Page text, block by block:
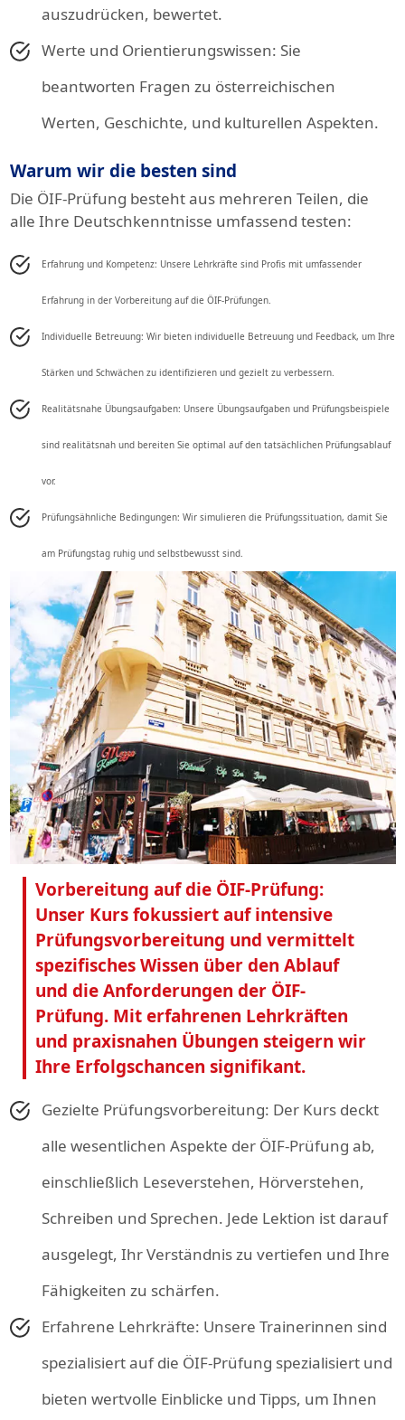
auszudrücken, bewertet.
Werte und Orientierungswissen: Sie
beantworten Fragen zu österreichischen
Werten, Geschichte, und kulturellen Aspekten.
Warum wir die besten sind
Die ÖIF-Prüfung besteht aus mehreren Teilen, die
alle Ihre Deutschkenntnisse umfassend testen:
Erfahrung und Kompetenz: Unsere Lehrkräfte sind Profis mit umfassender
Erfahrung in der Vorbereitung auf die ÖIF-Prüfungen.
Individuelle Betreuung: Wir bieten individuelle Betreuung und Feedback, um Ihre
Stärken und Schwächen zu identifizieren und gezielt zu verbessern.
Realitätsnahe Übungsaufgaben: Unsere Übungsaufgaben und Prüfungsbeispiele
sind realitätsnah und bereiten Sie optimal auf den tatsächlichen Prüfungsablauf
vor.
Prüfungsähnliche Bedingungen: Wir simulieren die Prüfungssituation, damit Sie
am Prüfungstag ruhig und selbstbewusst sind.
Vorbereitung auf die ÖIF-Prüfung:
Unser Kurs fokussiert auf intensive
Prüfungsvorbereitung und vermittelt
spezifisches Wissen über den Ablauf
und die Anforderungen der ÖIF-
Prüfung. Mit erfahrenen Lehrkräften
und praxisnahen Übungen steigern wir
Ihre Erfolgschancen signifikant.
Gezielte Prüfungsvorbereitung: Der Kurs deckt
alle wesentlichen Aspekte der ÖIF-Prüfung ab,
einschließlich Leseverstehen, Hörverstehen,
Schreiben und Sprechen. Jede Lektion ist darauf
ausgelegt, Ihr Verständnis zu vertiefen und Ihre
Fähigkeiten zu schärfen.
Erfahrene Lehrkräfte: Unsere Trainerinnen sind
spezialisiert auf die ÖIF-Prüfung spezialisiert und
bieten wertvolle Einblicke und Tipps, um Ihnen